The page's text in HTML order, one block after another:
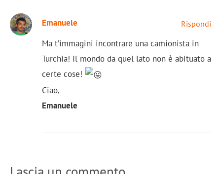
Emanuele Rispondi
Ma t’immagini incontrare una camionista in
Turchia! Il mondo da quel lato non è abituato a
certe cose!
Ciao,
Emanuele